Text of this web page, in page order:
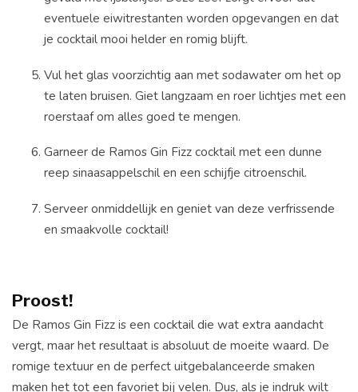
eventuele eiwitrestanten worden opgevangen en dat
je cocktail mooi helder en romig blijft.
Vul het glas voorzichtig aan met sodawater om het op
te laten bruisen. Giet langzaam en roer lichtjes met een
roerstaaf om alles goed te mengen.
Garneer de Ramos Gin Fizz cocktail met een dunne
reep sinaasappelschil en een schijfje citroenschil.
Serveer onmiddellijk en geniet van deze verfrissende
en smaakvolle cocktail!
Proost!
De Ramos Gin Fizz is een cocktail die wat extra aandacht
vergt, maar het resultaat is absoluut de moeite waard. De
romige textuur en de perfect uitgebalanceerde smaken
maken het tot een favoriet bij velen. Dus, als je indruk wilt